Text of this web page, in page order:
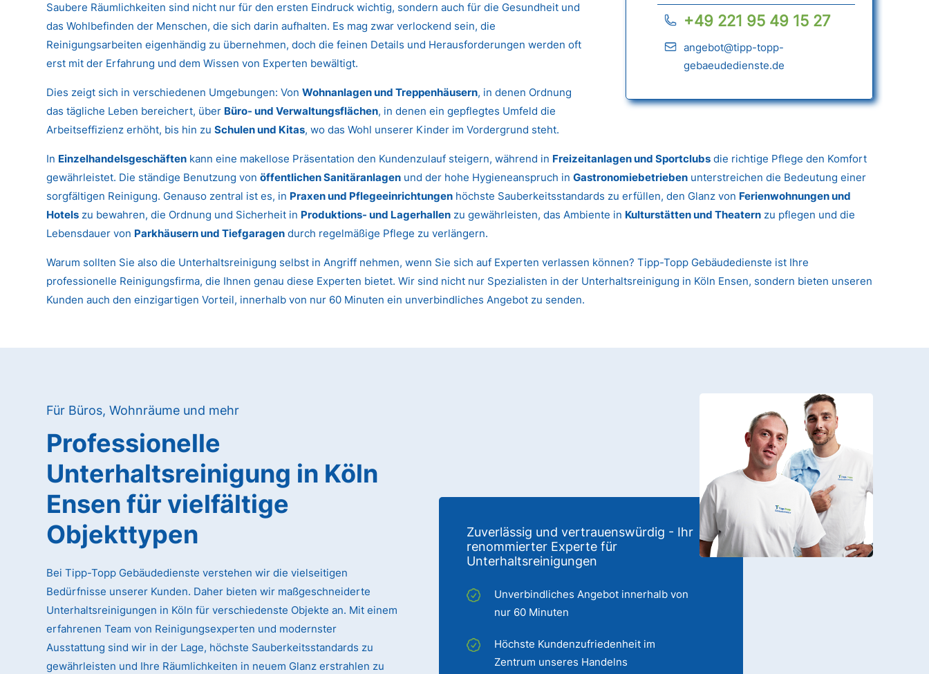
+49 221 95 49 15 27
angebot@tipp-topp-
gebaeudedienste.de
Saubere Räumlichkeiten sind nicht nur für den ersten Eindruck wichtig, sondern auch für die Gesundheit und
das Wohlbefinden der Menschen, die sich darin aufhalten. Es mag zwar verlockend sein, die
Reinigungsarbeiten eigenhändig zu übernehmen, doch die feinen Details und Herausforderungen werden oft
erst mit der Erfahrung und dem Wissen von Experten bewältigt.
Dies zeigt sich in verschiedenen Umgebungen: VonWohnanlagen und Treppenhäusern, in denen Ordnung
das tägliche Leben bereichert, über Büro- und Verwaltungsflächen, in denen ein gepflegtes Umfeld die
Arbeitseffizienz erhöht, bis hin zuSchulen und Kitas, wo das Wohl unserer Kinder im Vordergrund steht.
In Einzelhandelsgeschäften kann eine makellose Präsentation den Kundenzulauf steigern, während in Freizeitanlagen und Sportclubs die richtige Pflege den Komfort
gewährleistet. Die ständige Benutzung vonöffentlichen Sanitäranlagen und der hohe Hygieneanspruch inGastronomiebetrieben unterstreichen die Bedeutung einer
sorgfältigen Reinigung. Genauso zentral ist es, in Praxen und Pflegeeinrichtungen höchste Sauberkeitsstandards zu erfüllen, den Glanz von Ferienwohnungen und
Hotels zu bewahren, die Ordnung und Sicherheit in Produktions- und Lagerhallen zu gewährleisten, das Ambiente in Kulturstätten und Theatern zu pflegen und die
Lebensdauer von Parkhäusern und Tiefgaragen durch regelmäßige Pflege zu verlängern.
Warum sollten Sie also die Unterhaltsreinigung selbst in Angriff nehmen, wenn Sie sich auf Experten verlassen können? Tipp-Topp Gebäudedienste ist Ihre
professionelle Reinigungsfirma, die Ihnen genau diese Experten bietet. Wir sind nicht nur Spezialisten in der Unterhaltsreinigung in Köln Ensen, sondern bieten unseren
Kunden auch den einzigartigen Vorteil, innerhalb von nur 60 Minuten ein unverbindliches Angebot zu senden.
Für Büros, Wohnräume und mehr
Zuverlässig und vertrauenswürdig - Ihr
renommierter Experte für
Unterhaltsreinigungen
Unverbindliches Angebot innerhalb von
nur 60 Minuten
Höchste Kundenzufriedenheit im
Zentrum unseres Handelns
Professionelle
Unterhaltsreinigung in Köln
Ensenfür vielfältige
Objekttypen
Bei Tipp-Topp Gebäudedienste verstehen wir die vielseitigen
Bedürfnisse unserer Kunden. Daher bieten wir maßgeschneiderte
Unterhaltsreinigungen in Köln für verschiedenste Objekte an. Mit einem
erfahrenen Team von Reinigungsexperten und modernster
Ausstattung sind wir in der Lage, höchste Sauberkeitsstandards zu
gewährleisten und Ihre Räumlichkeiten in neuem Glanz erstrahlen zu